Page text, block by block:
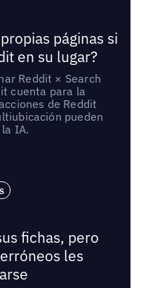
páginas si
en su lugar?
Reddit × Search
cuenta para la
de Reddit
pueden
IA.
fichas, pero
les